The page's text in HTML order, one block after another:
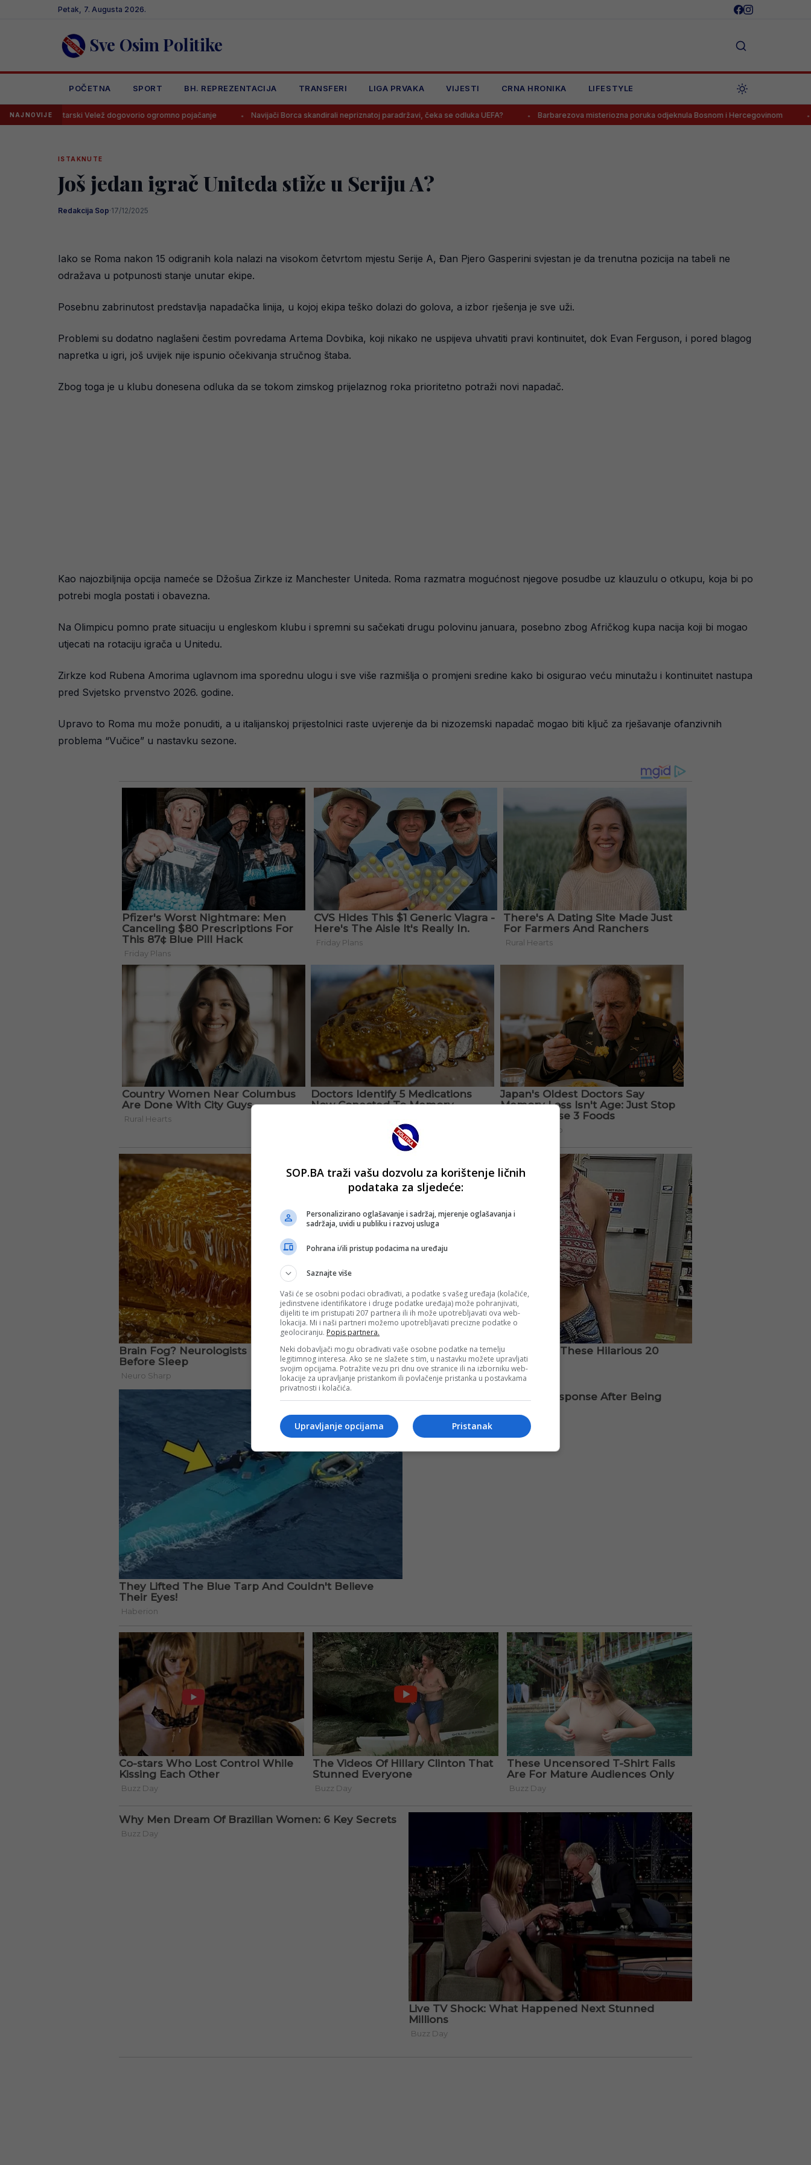
Petak, 7. Augusta 2026.
Sve Osim Politike
POČETNA SPORT BH. REPREZENTACIJA TRANSFERI LIGA PRVAKA VIJESTI CRNA HRONIKA LIFESTYLE
NAJNOVIJEVelež dogovorio ogromno pojačanje Navijači Borca skandirali nepriznatoj paradržavi, čeka se odluka UEFA? Barbarezova misteriozna poruka odjeknula Bosnom i Hercegovinom
ISTAKNUTE
Još jedan igrač Uniteda stiže u Seriju A?
Redakcija Sop·17/12/2025
Iako se Roma nakon 15 odigranih kola nalazi na visokom četvrtom mjestu Serije A, Đan Pjero Gasperini svjestan je da trenutna pozicija na tabeli ne
odražava u potpunosti stanje unutar ekipe.
Posebnu zabrinutost predstavlja napadačka linija, u kojoj ekipa teško dolazi do golova, a izbor rješenja je sve uži.
Problemi su dodatno naglašeni čestim povredama Artema Dovbika, koji nikako ne uspijeva uhvatiti pravi kontinuitet, dok Evan Ferguson, i pored blagog
napretka u igri, još uvijek nije ispunio očekivanja stručnog štaba.
Zbog toga je u klubu donesena odluka da se tokom zimskog prijelaznog roka prioritetno potraži novi napadač.
Kao najozbiljnija opcija nameće se Džošua Zirkze iz Manchester Uniteda. Roma razmatra mogućnost njegove posudbe uz klauzulu o otkupu, koja bi po
potrebi mogla postati i obavezna.
Na Olimpicu pomno prate situaciju u engleskom klubu i spremni su sačekati drugu polovinu januara, posebno zbog Afričkog kupa nacija koji bi mogao
utjecati na rotaciju igrača u Unitedu.
Zirkze kod Rubena Amorima uglavnom ima sporednu ulogu i sve više razmišlja o promjeni sredine kako bi osigurao veću minutažu i kontinuitet nastupa
pred Svjetsko prvenstvo 2026. godine.
Upravo to Roma mu može ponuditi, a u italijanskoj prijestolnici raste uvjerenje da bi nizozemski napadač mogao biti ključ za rješavanje ofanzivnih
problema “Vučice” u nastavku sezone.
SOP.BA traži vašu dozvolu za korištenje ličnih
podataka za sljedeće:
Personalizirano oglašavanje i sadržaj, mjerenje oglašavanja i
sadržaja, uvidi u publiku i razvoj usluga
Pohrana i/ili pristup podacima na uređaju
Saznajte više
Vaši će se osobni podaci obrađivati, a podatke s vašeg uređaja (kolačiće,
jedinstvene identifikatore i druge podatke uređaja) može pohranjivati,
dijeliti te im pristupati 207 partnera ili ih može upotrebljavati ova web-
lokacija. Mi i naši partneri možemo upotrebljavati precizne podatke o
geolociranju. Popis partnera.
Neki dobavljači mogu obrađivati vaše osobne podatke na temelju
legitimnog interesa. Ako se ne slažete s tim, u nastavku možete upravljati
svojim opcijama. Potražite vezu pri dnu ove stranice ili na izborniku web-
lokacije za upravljanje pristankom ili povlačenje pristanka u postavkama
privatnosti i kolačića.
Pristanak
Upravljanje opcijama